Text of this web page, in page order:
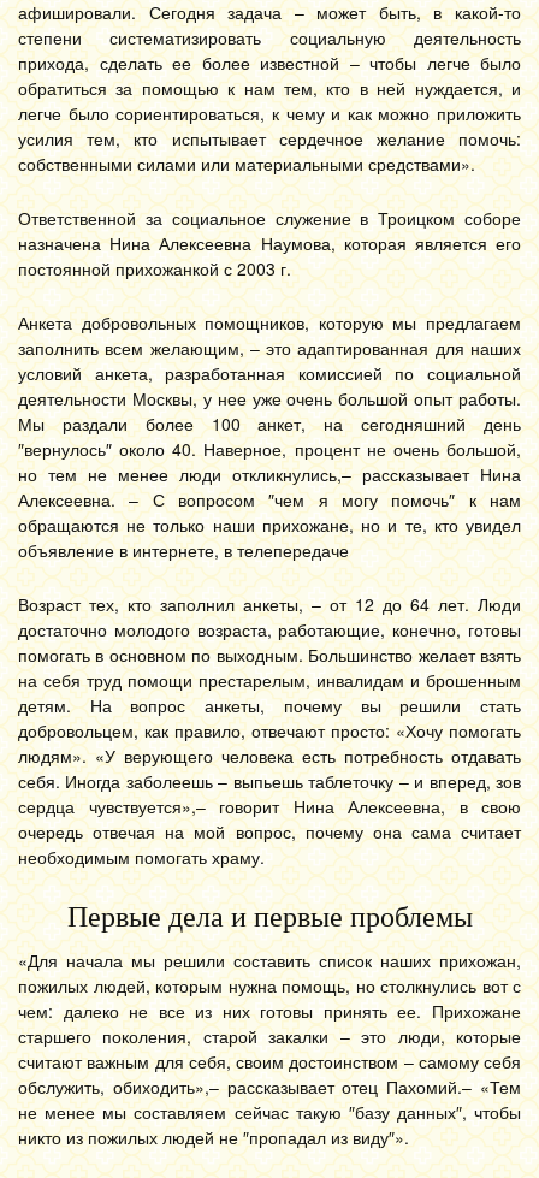
афишировали. Сегодня задача – может быть, в какой-то
степени систематизировать социальную деятельность
прихода, сделать ее более известной – чтобы легче было
обратиться за помощью к нам тем, кто в ней нуждается, и
легче было сориентироваться, к чему и как можно приложить
усилия тем, кто испытывает сердечное желание помочь:
собственными силами или материальными средствами».
Ответственной за социальное служение в Троицком соборе
назначена Нина Алексеевна Наумова, которая является его
постоянной прихожанкой с 2003 г.
Анкета добровольных помощников, которую мы предлагаем
заполнить всем желающим, – это адаптированная для наших
условий анкета, разработанная комиссией по социальной
деятельности Москвы, у нее уже очень большой опыт работы.
Мы раздали более 100 анкет, на сегодняшний день
″вернулось″ около 40. Наверное, процент не очень большой,
но тем не менее люди откликнулись,– рассказывает Нина
Алексеевна. – С вопросом ″чем я могу помочь″ к нам
обращаются не только наши прихожане, но и те, кто увидел
объявление в интернете, в телепередаче
Возраст тех, кто заполнил анкеты, – от 12 до 64 лет. Люди
достаточно молодого возраста, работающие, конечно, готовы
помогать в основном по выходным. Большинство желает взять
на себя труд помощи престарелым, инвалидам и брошенным
детям. На вопрос анкеты, почему вы решили стать
добровольцем, как правило, отвечают просто: «Хочу помогать
людям». «У верующего человека есть потребность отдавать
себя. Иногда заболеешь – выпьешь таблеточку – и вперед, зов
сердца чувствуется»,– говорит Нина Алексеевна, в свою
очередь отвечая на мой вопрос, почему она сама считает
необходимым помогать храму.
Первые дела и первые проблемы
«Для начала мы решили составить список наших прихожан,
пожилых людей, которым нужна помощь, но столкнулись вот с
чем: далеко не все из них готовы принять ее. Прихожане
старшего поколения, старой закалки – это люди, которые
считают важным для себя, своим достоинством – самому себя
обслужить, обиходить»,– рассказывает отец Пахомий.– «Тем
не менее мы составляем сейчас такую ″базу данных″, чтобы
никто из пожилых людей не ″пропадал из виду″».